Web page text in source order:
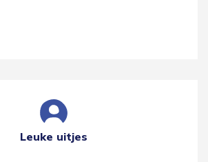
Leuke uitjes